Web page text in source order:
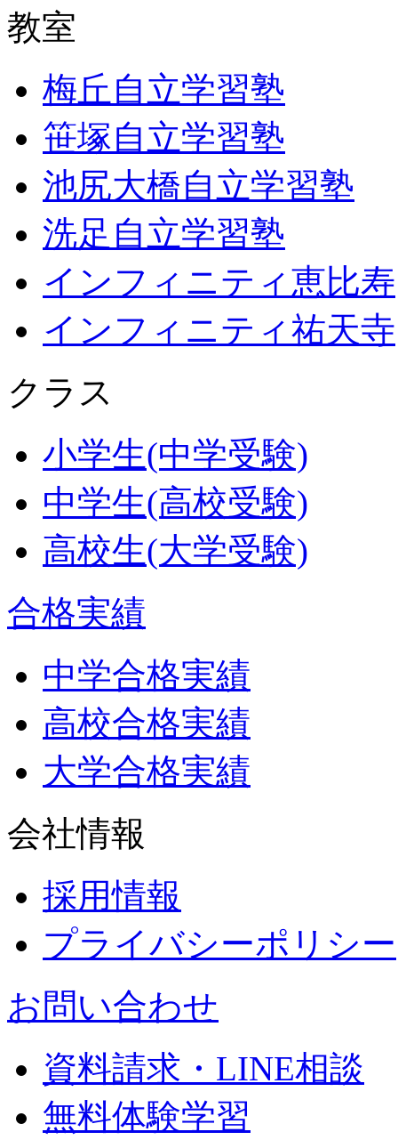
教室
梅丘自立学習塾
笹塚自立学習塾
池尻大橋自立学習塾
洗足自立学習塾
インフィニティ恵比寿
インフィニティ祐天寺
クラス
小学生(中学受験)
中学生(高校受験)
高校生(大学受験)
合格実績
中学合格実績
高校合格実績
大学合格実績
会社情報
採用情報
プライバシーポリシー
お問い合わせ
資料請求・LINE相談
無料体験学習